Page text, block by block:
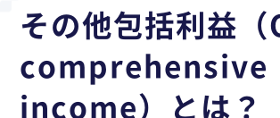
その他包括利益
comprehensive
income）とは？